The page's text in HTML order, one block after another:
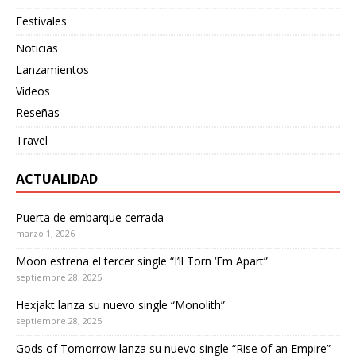
Festivales
Noticias
Lanzamientos
Videos
Reseñas
Travel
ACTUALIDAD
Puerta de embarque cerrada
marzo 1, 2026
Moon estrena el tercer single “I’ll Torn ‘Em Apart”
septiembre 28, 2025
Hexjakt lanza su nuevo single “Monolith”
septiembre 28, 2025
Gods of Tomorrow lanza su nuevo single “Rise of an Empire”